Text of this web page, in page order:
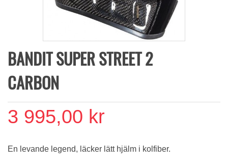
BANDIT SUPER STREET 2
CARBON
3 995,00 kr
En levande legend, läcker lätt hjälm i kolfiber.